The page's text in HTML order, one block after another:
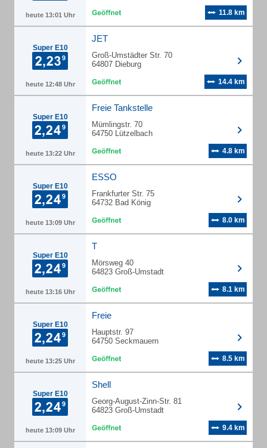
heute 13:01 Uhr 11.8 km
Super E10
heute 12:48 Uhr
JET
Groß-Umstädter Str. 70
64807 Dieburg
14.4 km
Super E10
heute 13:22 Uhr
Freie Tankstelle
Mümlingstr. 70
64750 Lützelbach
4.8 km
Super E10
heute 13:09 Uhr
ESSO
Frankfurter Str. 75
64732 Bad König
8.0 km
Super E10
heute 13:16 Uhr
T
Mörsweg 40
64823 Groß-Umstadt
8.1 km
Super E10
heute 13:25 Uhr
Freie
Hauptstr. 97
64750 Seckmauern
8.5 km
Super E10
heute 13:09 Uhr
Shell
Georg-August-Zinn-Str. 81
64823 Groß-Umstadt
9.4 km